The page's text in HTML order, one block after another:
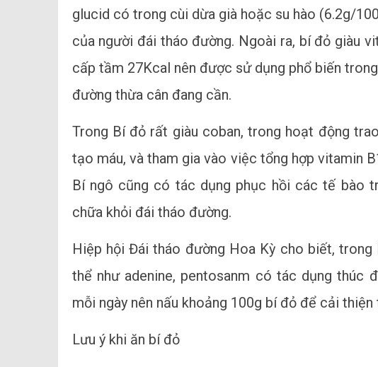
glucid có trong cùi dừa già hoặc su hào (6.2g/
của người đái tháo đường. Ngoài ra, bí đỏ giàu
cấp tầm 27Kcal nên được sử dụng phổ biến
đường thừa cân đang cần.
Trong Bí đỏ rất giàu coban, trong hoạt động
tạo máu, và tham gia vào việc tổng hợp vitamin
Bí ngô cũng có tác dụng phục hồi các tế bào
chữa khỏi đái tháo đường.
Hiệp hội Đái tháo đường Hoa Kỳ cho biết,
thể như adenine, pentosanm có tác dụng thúc
mỗi ngày nên nấu khoảng 100g bí đỏ để cải thiện
Lưu ý khi ăn bí đỏ